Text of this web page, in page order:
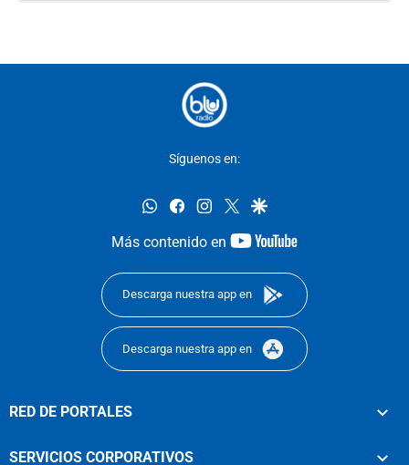
Síguenos en:
whatsappfacebookinstagram
twittergoogle
Más contenido en
youtube-
Descarga nuestra app en
Descarga nuestra app en
RED DE PORTALES
SERVICIOS CORPORATIVOS